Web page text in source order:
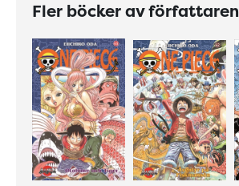
Fler böcker av författaren